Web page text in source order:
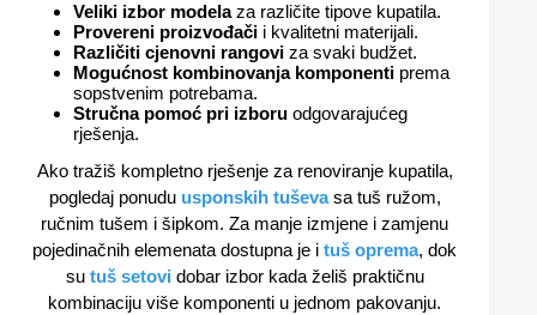
Veliki izbor modelaza različite tipove kupatila.
Provereni proizvođači i kvalitetni materijali.
Različiti cjenovni rangovi za svaki budžet.
Mogućnost kombinovanja komponenti prema
sopstvenim potrebama.
Stručna pomoć pri izboru odgovarajućeg
rješenja.
Ako tražiš kompletno rješenje za renoviranje kupatila,
pogledaj ponudu usponskih tuševa sa tuš ružom,
ručnim tušem i šipkom. Za manje izmjene i zamjenu
pojedinačnih elemenata dostupna je i tuš oprema, dok
su tuš setovi dobar izbor kada želiš praktičnu
kombinaciju više komponenti u jednom pakovanju.